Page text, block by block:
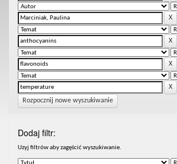
Rozpocznij nowe wyszukiwanie
Dodaj filtr:
Uzyj filtrów aby zagęścić wyszukiwanie.